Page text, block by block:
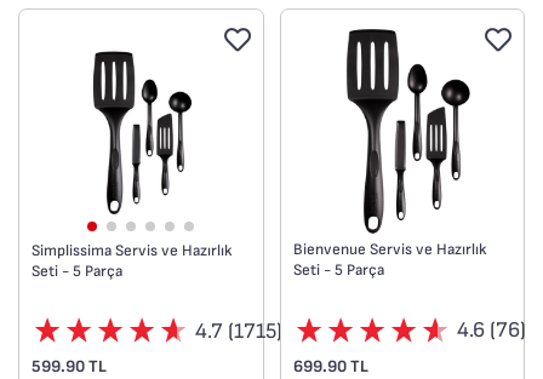
Simplissima Servis ve Hazırlık
Seti - 5 Parça
4.7 (1715)
599.90 TL
Bienvenue Servis ve Hazırlık
Seti - 5 Parça
4.6 (76)
699.90 TL